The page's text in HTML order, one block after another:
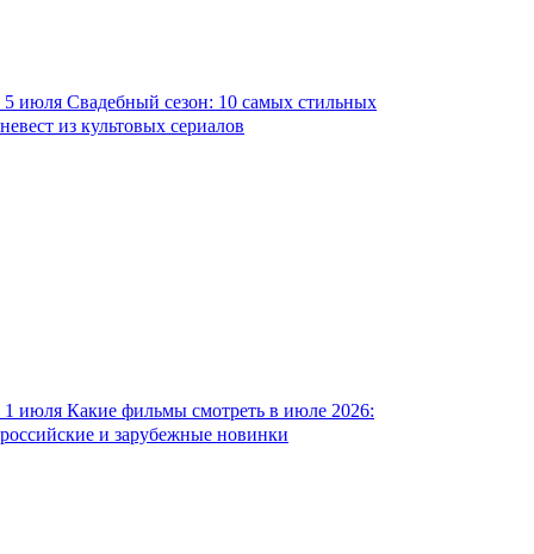
5 июля Свадебный сезон: 10 самых стильных
невест из культовых сериалов
1 июля Какие фильмы смотреть в июле 2026:
российские и зарубежные новинки